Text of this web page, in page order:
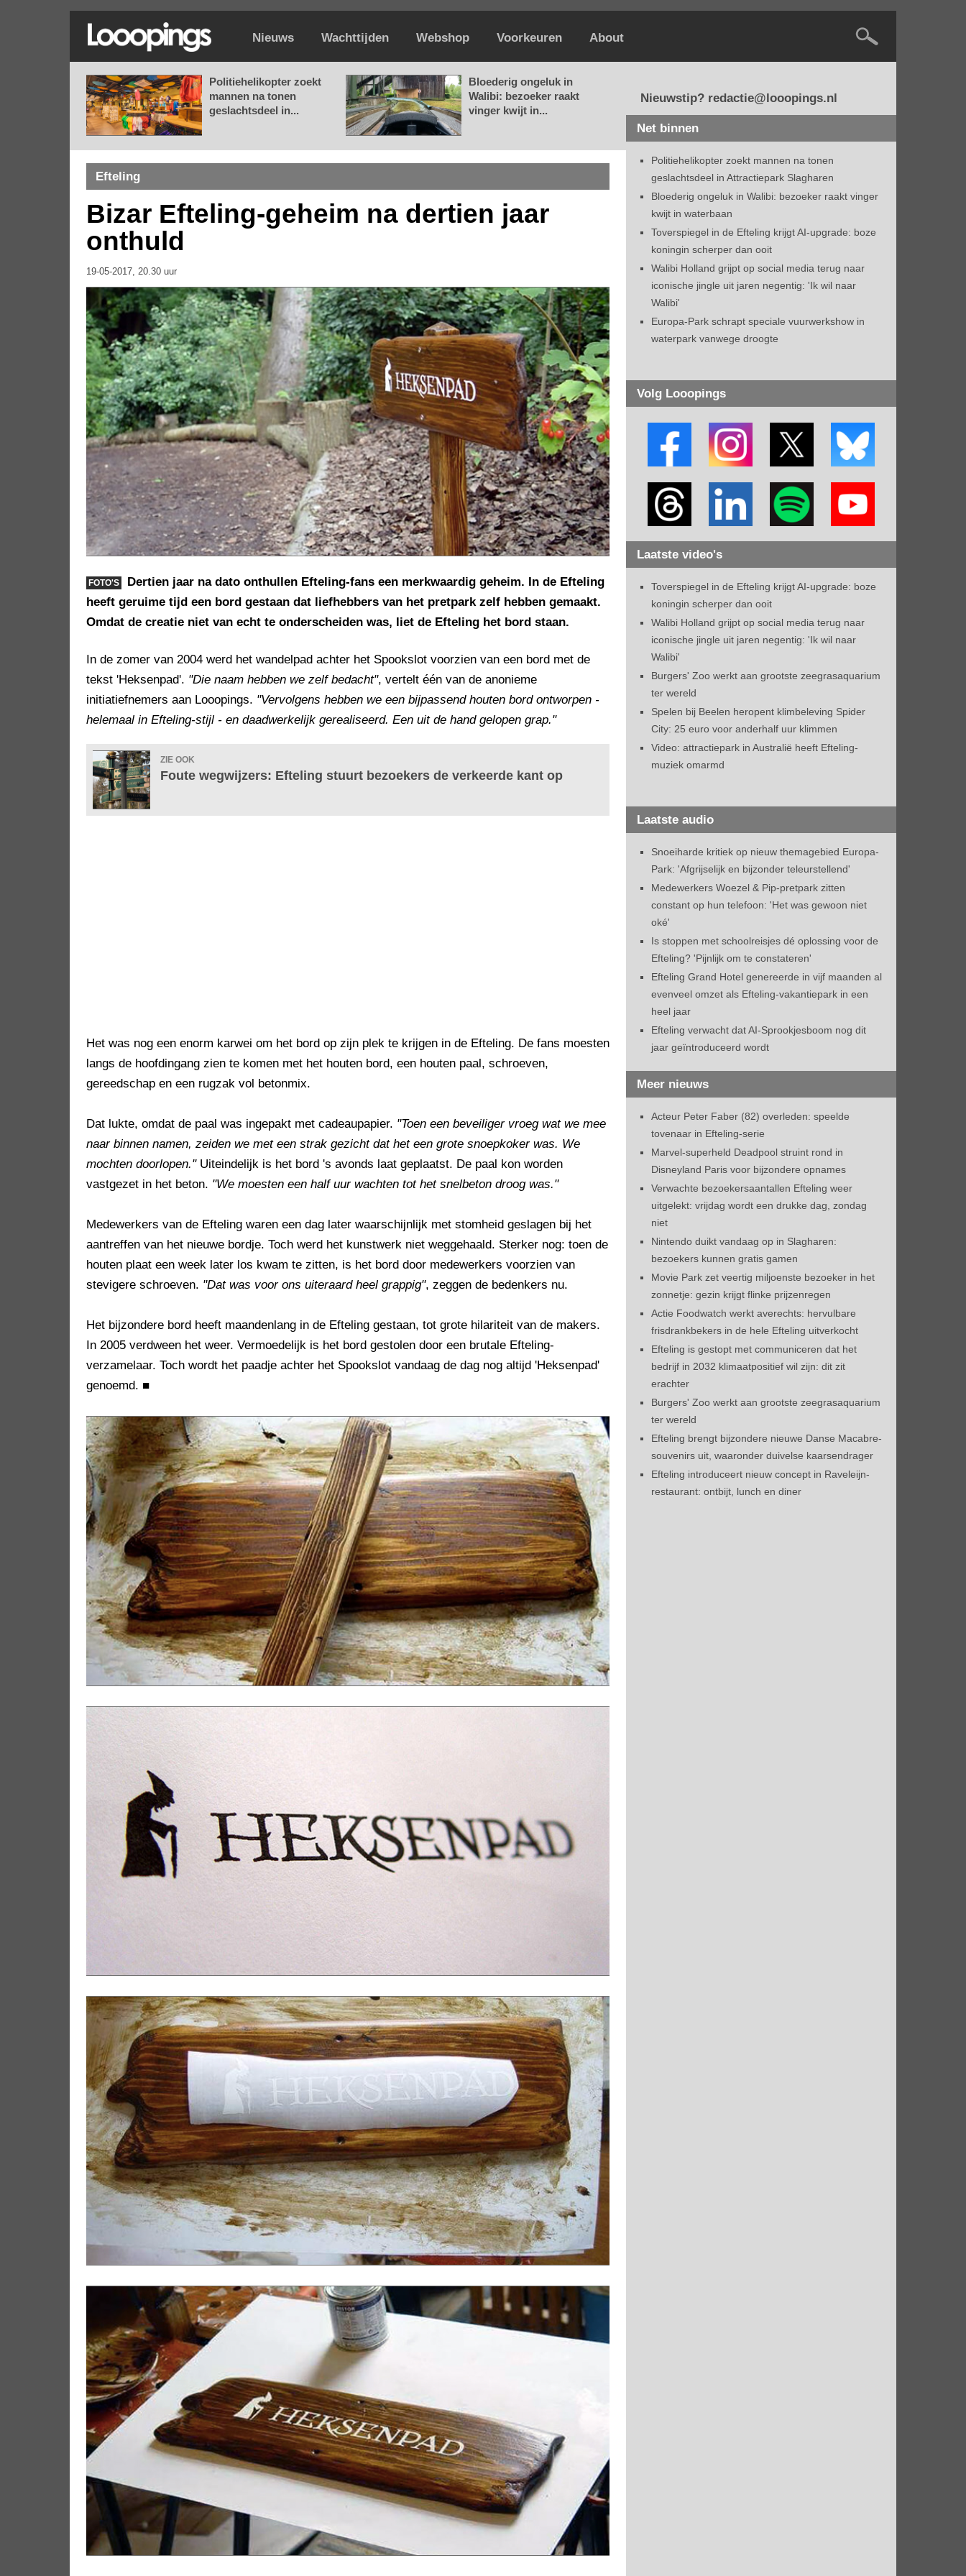
Nieuws Wachttijden Webshop Voorkeuren About
Politiehelikopter zoekt
mannen na tonen
geslachtsdeel in...
Bloederig ongeluk in
Walibi: bezoeker raakt
vinger kwijt in...
Efteling
Bizar Efteling-geheim na dertien jaar
onthuld
19-05-2017, 20.30 uur
FOTO'S
Dertien jaar na dato onthullen Efteling-fans een merkwaardig geheim. In de Efteling
heeft geruime tijd een bord gestaan dat liefhebbers van het pretpark zelf hebben gemaakt.
Omdat de creatie niet van echt te onderscheiden was, liet de Efteling het bord staan.
In de zomer van 2004 werd het wandelpad achter het Spookslot voorzien van een bord met de
tekst 'Heksenpad'. "Die naam hebben we zelf bedacht", vertelt één van de anonieme
initiatiefnemers aan Looopings. "Vervolgens hebben we een bijpassend houten bord ontworpen -
helemaal in Efteling-stijl - en daadwerkelijk gerealiseerd. Een uit de hand gelopen grap."
ZIE OOK
Foute wegwijzers: Efteling stuurt bezoekers de verkeerde kant op
Het was nog een enorm karwei om het bord op zijn plek te krijgen in de Efteling. De fans moesten
langs de hoofdingang zien te komen met het houten bord, een houten paal, schroeven,
gereedschap en een rugzak vol betonmix.
Dat lukte, omdat de paal was ingepakt met cadeaupapier. "Toen een beveiliger vroeg wat we mee
naar binnen namen, zeiden we met een strak gezicht dat het een grote snoepkoker was. We
mochten doorlopen."Uiteindelijk is het bord 's avonds laat geplaatst. De paal kon worden
vastgezet in het beton. "We moesten een half uur wachten tot het snelbeton droog was."
Medewerkers van de Efteling waren een dag later waarschijnlijk met stomheid geslagen bij het
aantreffen van het nieuwe bordje. Toch werd het kunstwerk niet weggehaald. Sterker nog: toen de
houten plaat een week later los kwam te zitten, is het bord door medewerkers voorzien van
stevigere schroeven. "Dat was voor ons uiteraard heel grappig", zeggen de bedenkers nu.
Het bijzondere bord heeft maandenlang in de Efteling gestaan, tot grote hilariteit van de makers.
In 2005 verdween het weer. Vermoedelijk is het bord gestolen door een brutale Efteling-
verzamelaar. Toch wordt het paadje achter het Spookslot vandaag de dag nog altijd 'Heksenpad'
genoemd. ■
Nieuwstip? redactie@looopings.nl
Net binnen
Politiehelikopter zoekt mannen na tonen
geslachtsdeel in Attractiepark Slagharen
Bloederig ongeluk in Walibi: bezoeker raakt vinger
kwijt in waterbaan
Toverspiegel in de Efteling krijgt AI-upgrade: boze
koningin scherper dan ooit
Walibi Holland grijpt op social media terug naar
iconische jingle uit jaren negentig: 'Ik wil naar
Walibi'
Europa-Park schrapt speciale vuurwerkshow in
waterpark vanwege droogte
Volg Looopings
Laatste video's
Toverspiegel in de Efteling krijgt AI-upgrade: boze
koningin scherper dan ooit
Walibi Holland grijpt op social media terug naar
iconische jingle uit jaren negentig: 'Ik wil naar
Walibi'
Burgers' Zoo werkt aan grootste zeegrasaquarium
ter wereld
Spelen bij Beelen heropent klimbeleving Spider
City: 25 euro voor anderhalf uur klimmen
Video: attractiepark in Australië heeft Efteling-
muziek omarmd
Laatste audio
Snoeiharde kritiek op nieuw themagebied Europa-
Park: 'Afgrijselijk en bijzonder teleurstellend'
Medewerkers Woezel & Pip-pretpark zitten
constant op hun telefoon: 'Het was gewoon niet
oké'
Is stoppen met schoolreisjes dé oplossing voor de
Efteling? 'Pijnlijk om te constateren'
Efteling Grand Hotel genereerde in vijf maanden al
evenveel omzet als Efteling-vakantiepark in een
heel jaar
Efteling verwacht dat AI-Sprookjesboom nog dit
jaar geïntroduceerd wordt
Meer nieuws
Acteur Peter Faber (82) overleden: speelde
tovenaar in Efteling-serie
Marvel-superheld Deadpool struint rond in
Disneyland Paris voor bijzondere opnames
Verwachte bezoekersaantallen Efteling weer
uitgelekt: vrijdag wordt een drukke dag, zondag
niet
Nintendo duikt vandaag op in Slagharen:
bezoekers kunnen gratis gamen
Movie Park zet veertig miljoenste bezoeker in het
zonnetje: gezin krijgt flinke prijzenregen
Actie Foodwatch werkt averechts: hervulbare
frisdrankbekers in de hele Efteling uitverkocht
Efteling is gestopt met communiceren dat het
bedrijf in 2032 klimaatpositief wil zijn: dit zit
erachter
Burgers' Zoo werkt aan grootste zeegrasaquarium
ter wereld
Efteling brengt bijzondere nieuwe Danse Macabre-
souvenirs uit, waaronder duivelse kaarsendrager
Efteling introduceert nieuw concept in Raveleijn-
restaurant: ontbijt, lunch en diner